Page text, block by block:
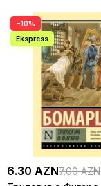
−10%
6.30 AZN7.00 AZN